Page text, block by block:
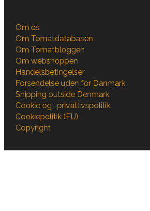
Om os
Om Tomatdatabasen
Om Tomatbloggen
Om webshoppen
Handelsbetingelser
Forsendelse uden for Danmark
Shipping outside Denmark
Cookie og -privatlivspolitik
Cookiepolitik (EU)
Copyright